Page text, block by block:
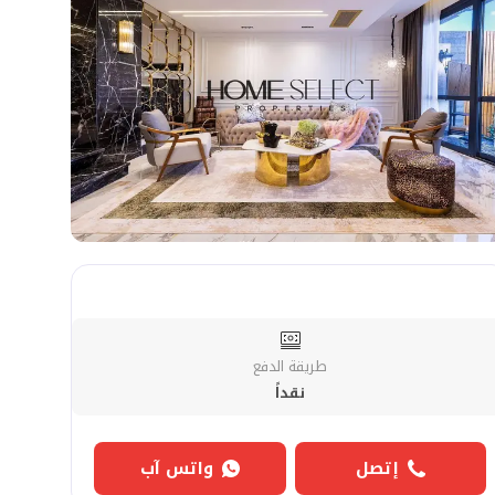
طريقة الدفع
نقداً
إتصل واتس آب